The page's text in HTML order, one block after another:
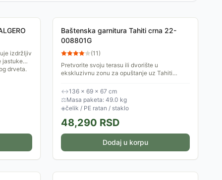
izdržljiv
jastuke
drveta.
Baštenska garnitura Tahiti crna 22-
008801G
(11)
Pretvorite svoju terasu ili dvorište u
ekskluzivnu zonu za opuštanje uz Tahiti
maksimalnu udobnost uz...
↔136 × 69 × 67 cm
⚖Masa paketa: 49.0 kg
◈čelik / PE ratan / staklo
48,290 RSD
Dodaj u korpu